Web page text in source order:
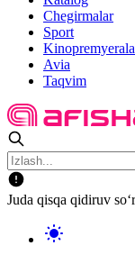
Chegirmalar
Sport
Avia
Taqvim
Juda qisqa qidiruv